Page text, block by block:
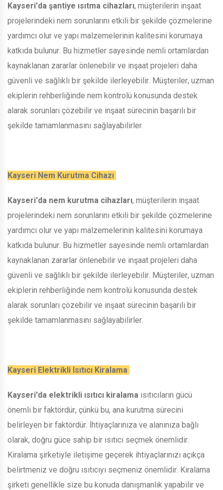
Kayseri'da şantiye ısıtma cihazları, müşterilerin inşaat
projelerindeki nem sorunlarını etkili bir şekilde çözmelerine
yardımcı olur ve yapı malzemelerinin kalitesini korumaya
katkıda bulunur. Bu hizmetler sayesinde nemli ortamlardan
kaynaklanan zararlar önlenebilir ve inşaat projeleri daha
güvenli ve sağlıklı bir şekilde ilerleyebilir. Müşteriler, uzman
ekiplerin rehberliğinde nem kontrolü konusunda destek
alarak sorunları çözebilir ve inşaat sürecinin başarılı bir
şekilde tamamlanmasını sağlayabilirler.
Kayseri Nem Kurutma Cihazı
Kayseri'da nem kurutma cihazları, müşterilerin inşaat
projelerindeki nem sorunlarını etkili bir şekilde çözmelerine
yardımcı olur ve yapı malzemelerinin kalitesini korumaya
katkıda bulunur. Bu hizmetler sayesinde nemli ortamlardan
kaynaklanan zararlar önlenebilir ve inşaat projeleri daha
güvenli ve sağlıklı bir şekilde ilerleyebilir. Müşteriler, uzman
ekiplerin rehberliğinde nem kontrolü konusunda destek
alarak sorunları çözebilir ve inşaat sürecinin başarılı bir
şekilde tamamlanmasını sağlayabilirler.
Kayseri Elektrikli Isıtıcı Kiralama
Kayseri'da elektrikli ısıtıcı kiralama ısıtıcıların gücü
önemli bir faktördür, çünkü bu, ana kurutma sürecini
belirleyen bir faktördür. İhtiyaçlarınıza ve alanınıza bağlı
olarak, doğru güce sahip bir ısıtıcı seçmek önemlidir.
Kiralama şirketiyle iletişime geçerek ihtiyaçlarınızı açıkça
belirtmeniz ve doğru ısıtıcıyı seçmeniz önemlidir. Kiralama
şirketi genellikle size bu konuda danışmanlık yapabilir ve